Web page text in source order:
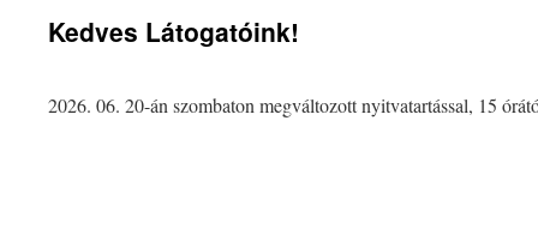
Kedves Látogatóink!
2026. 06. 20-án szombaton megváltozott nyitvatartással, 15